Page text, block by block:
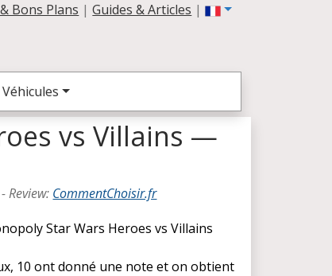
Bons Plans |Guides & Articles |
Véhicules
vs Villains —
-Review: CommentChoisir.fr
Star Wars Heroes vs Villains
10 ont donné une note et on obtient